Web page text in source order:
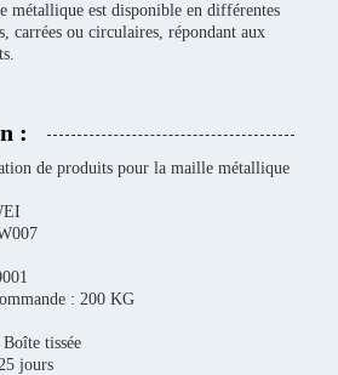
métallique est disponible en différentes
carrées ou circulaires, répondant aux
:
de produits pour la maille métallique
: 200 KG
tissée
jours